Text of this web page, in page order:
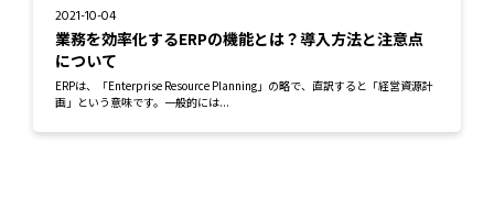
2021-10-04
業務を効率化するERPの機能とは？導入方法と注意点
について
ERPは、「Enterprise Resource Planning」の略で、直訳すると「経営資源計
画」という意味です。一般的には...